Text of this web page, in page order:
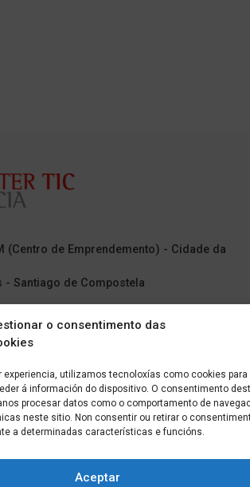
o consentimento das
experiencia, utilizamos tecnoloxías como cookies para
á información do dispositivo. O consentimento
procesar datos como o comportamento de
neste sitio. Non consentir ou retirar o
a determinadas características e funcións.
Aceptar
(Centro de Emprendemento) - Cidade da
- Santiago de Compostela
14:30h | 15:00h - 17:00h
651